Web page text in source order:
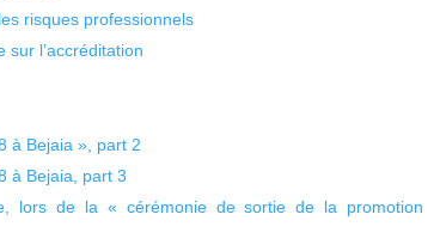
risques professionnels
l’accréditation
à Bejaia », part 2
à Bejaia, part 3
lors de la « cérémonie de sortie de la promotion